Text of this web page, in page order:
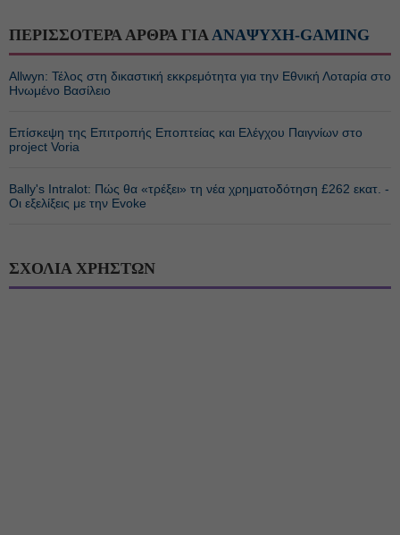
ΠΕΡΙΣΣΟΤΕΡΑ ΑΡΘΡΑ ΓΙΑΑΝΑΨΥΧΗ-GAMING
Allwyn: Τέλος στη δικαστική εκκρεμότητα για την Εθνική Λοταρία στο
Ηνωμένο Βασίλειο
Επίσκεψη της Επιτροπής Εποπτείας και Ελέγχου Παιγνίων στο
project Voria
Bally's Intralot: Πώς θα «τρέξει» τη νέα χρηματοδότηση £262 εκατ. -
Οι εξελίξεις με την Evoke
ΣΧΟΛΙΑ ΧΡΗΣΤΩΝ